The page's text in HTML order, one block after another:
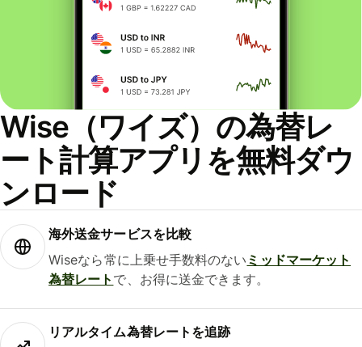
Wise（ワイズ）の為替レ
ート計算アプリを無料ダウ
ンロード
海外送金サービスを比較
Wiseなら常に上乗せ手数料のない ミッドマーケット
為替レート で、お得に送金できます。
リアルタイム為替レートを追跡